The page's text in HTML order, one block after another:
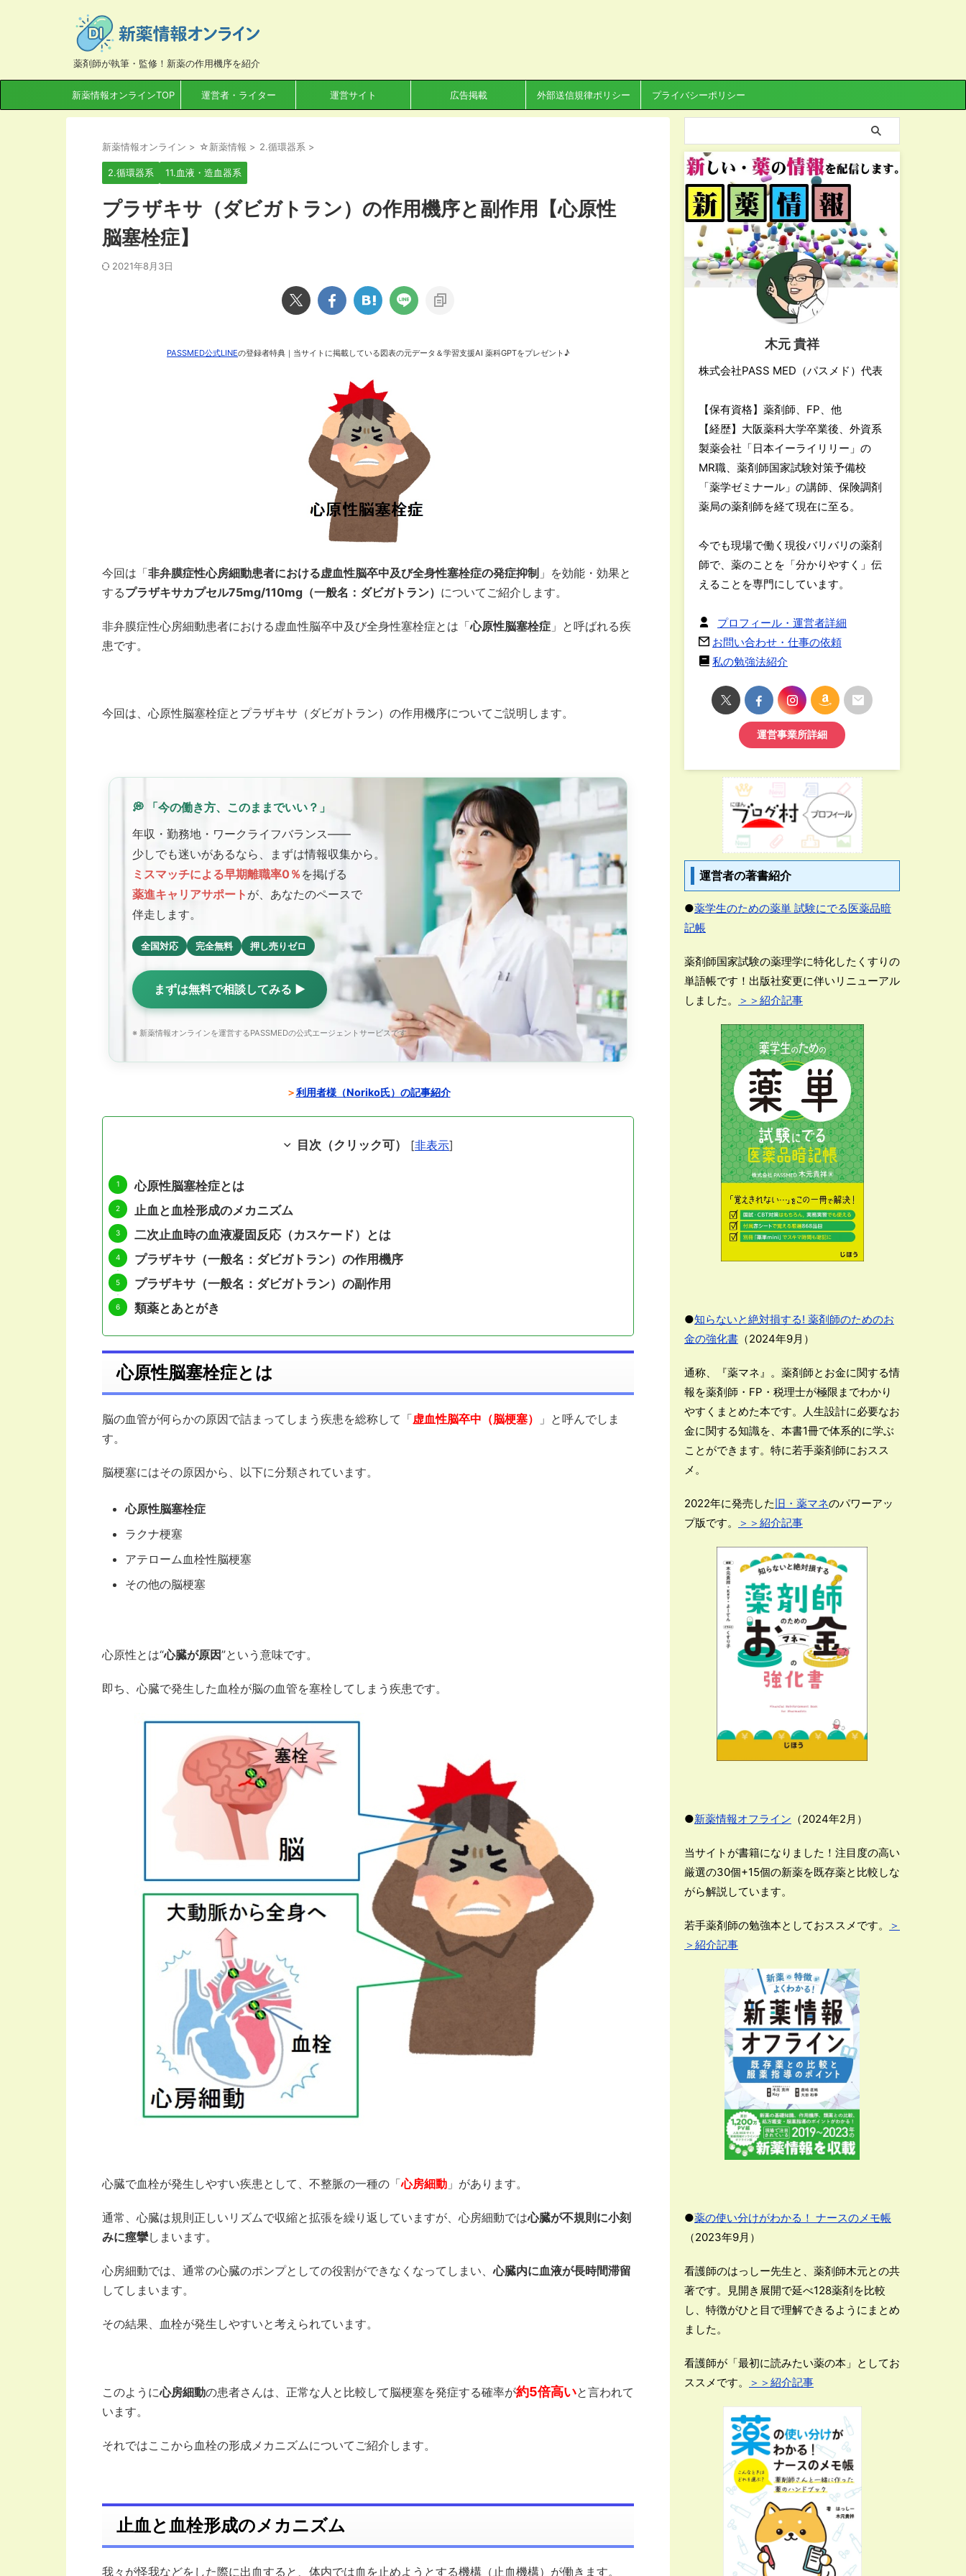
薬剤師が執筆・監修！新薬の作用機序を紹介
新薬情報オンラインTOP 運営者・ライター 運営サイト 広告掲載 外部送信規律ポリシー プライバシーポリシー
新薬情報オンライン > ☆新薬情報 > 2.循環器系 >
2.循環器系 11.血液・造血器系
プラザキサ（ダビガトラン）の作用機序と副作用【心原性
脳塞栓症】
2021年8月3日
PASSMED公式LINEの登録者特典｜当サイトに掲載している図表の元データ＆学習支援AI 薬科GPTをプレゼント♪
今回は「非弁膜症性心房細動患者における虚血性脳卒中及び全身性塞栓症の発症抑制 」を効能・効果と
するプラザキサカプセル75mg/110mg（一般名：ダビガトラン） についてご紹介します。
非弁膜症性心房細動患者における虚血性脳卒中及び全身性塞栓症とは「心原性脳塞栓症 」と呼ばれる疾
患です。
今回は、心原性脳塞栓症とプラザキサ（ダビガトラン）の作用機序についてご説明します。
💭 「今の働き方、このままでいい？」
年収・勤務地・ワークライフバランス——
少しでも迷いがあるなら、まずは情報収集から。
ミスマッチによる早期離職率0％ を掲げる
薬進キャリアサポート が、あなたのペースで
伴走します。
全国対応 完全無料 押し売りゼロ
まずは無料で相談してみる ▶
※ 新薬情報オンラインを運営するPASSMEDの公式エージェントサービスです
＞利用者様（Noriko氏）の記事紹介
目次（クリック可） [非表示]
心原性脳塞栓症とは
止血と血栓形成のメカニズム
二次止血時の血液凝固反応（カスケード）とは
プラザキサ（一般名：ダビガトラン）の作用機序
プラザキサ（一般名：ダビガトラン）の副作用
類薬とあとがき
心原性脳塞栓症とは
脳の血管が何らかの原因で詰まってしまう疾患を総称して「虚血性脳卒中（脳梗塞）
」と呼んでしま
す。
脳梗塞にはその原因から、以下に分類されています。
心原性脳塞栓症
ラクナ梗塞
アテローム血栓性脳梗塞
その他の脳梗塞
心原性とは“心臓が原因”という意味です。
即ち、心臓で発生した血栓が脳の血管を塞栓してしまう疾患です。
心臓で血栓が発生しやすい疾患として、不整脈の一種の「心房細動 」があります。
通常、心臓は規則正しいリズムで収縮と拡張を繰り返していますが、心房細動では心臓が不規則に小刻
みに痙攣しまいます。
心房細動では、通常の心臓のポンプとしての役割ができなくなってしまい、心臓内に血液が長時間滞留
してしまいます。
その結果、血栓が発生しやすいと考えられています。
このように心房細動の患者さんは、正常な人と比較して脳梗塞を発症する確率が約5倍高いと言われて
います。
それではここから血栓の形成メカニズムについてご紹介します。
止血と血栓形成のメカニズム
我々が怪我などをした際に出血すると、体内では血を止めようとする機構（止血機構）が働きます。
木元 貴祥
株式会社PASS MED（パスメド）代表
【保有資格】薬剤師、FP、他
【経歴】大阪薬科大学卒業後、外資系
製薬会社「日本イーライリリー」の
MR職、薬剤師国家試験対策予備校
「薬学ゼミナール」の講師、保険調剤
薬局の薬剤師を経て現在に至る。
今でも現場で働く現役バリバリの薬剤
師で、薬のことを「分かりやすく」伝
えることを専門にしています。
プロフィール・運営者詳細
お問い合わせ・仕事の依頼
私の勉強法紹介
運営事業所詳細
運営者の著書紹介
●薬学生のための薬単 試験にでる医薬品暗
記帳
薬剤師国家試験の薬理学に特化したくすりの
単語帳です！出版社変更に伴いリニューアル
しました。
＞＞紹介記事
●知らないと絶対損する! 薬剤師のためのお
金の強化書 （2024年9月）
通称、『薬マネ』。薬剤師とお金に関する情
報を薬剤師・FP・税理士が極限までわかり
やすくまとめた本です。人生設計に必要なお
金に関する知識を、本書1冊で体系的に学ぶ
ことができます。特に若手薬剤師におスス
メ。
2022年に発売した旧・薬マネのパワーアッ
プ版です。
＞＞紹介記事
●新薬情報オフライン （2024年2月）
当サイトが書籍になりました！注目度の高い
厳選の30個+15個の新薬を既存薬と比較しな
がら解説しています。
若手薬剤師の勉強本としておススメです。
＞
＞紹介記事
●薬の使い分けがわかる！ ナースのメモ帳
（2023年9月）
看護師のはっしー先生と、薬剤師木元との共
著です。見開き展開で延べ128薬剤を比較
し、特徴がひと目で理解できるようにまとめ
ました。
看護師が「最初に読みたい薬の本」としてお
ススメです。
＞＞紹介記事